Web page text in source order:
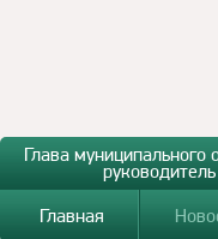
Глава муниципального
Главная